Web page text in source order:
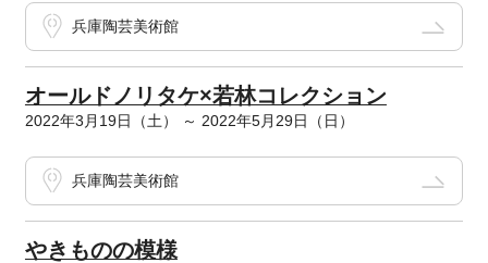
兵庫陶芸美術館
オールドノリタケ×若林コレクション
2022年3月19日（土） ～ 2022年5月29日（日）
兵庫陶芸美術館
やきものの模様